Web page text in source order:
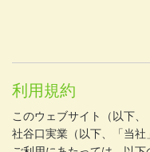
利用規約
このウェブサイト（以下
社谷口実業（以下、「当社